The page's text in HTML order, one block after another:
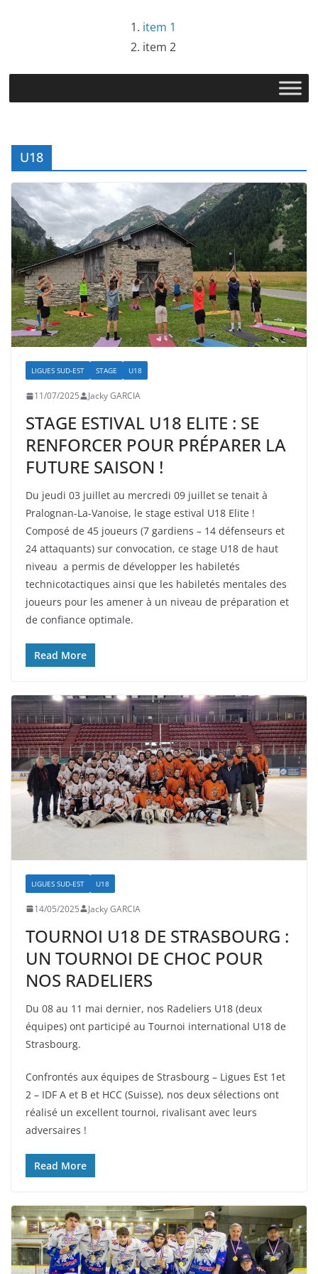
item 1
item 2
U18
LIGUES SUD-EST STAGE U18
11/07/2025 Jacky GARCIA
STAGE ESTIVAL U18 ELITE : SE
RENFORCER POUR PRÉPARER LA
FUTURE SAISON !
Du jeudi 03 juillet au mercredi 09 juillet se tenait à
Pralognan-La-Vanoise, le stage estival U18 Elite !
Composé de 45 joueurs (7 gardiens – 14 défenseurs et
24 attaquants) sur convocation, ce stage U18 de haut
niveau a permis de développer les habiletés
technicotactiques ainsi que les habiletés mentales des
joueurs pour les amener à un niveau de préparation et
de confiance optimale.
Read More
LIGUES SUD-EST U18
14/05/2025 Jacky GARCIA
TOURNOI U18 DE STRASBOURG :
UN TOURNOI DE CHOC POUR
NOS RADELIERS
Du 08 au 11 mai dernier, nos Radeliers U18 (deux
équipes) ont participé au Tournoi international U18 de
Strasbourg.
Confrontés aux équipes de Strasbourg – Ligues Est 1et
2 – IDF A et B et HCC (Suisse), nos deux sélections ont
réalisé un excellent tournoi, rivalisant avec leurs
adversaires !
Read More